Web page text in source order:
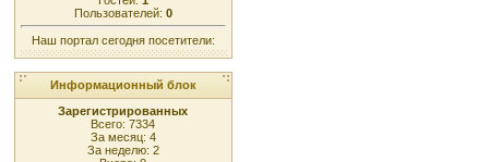
Пользователей: 0
Наш портал сегодня посетители:
Информационный блок
Зарегистрированных
Всего: 7334
За месяц: 4
За неделю: 2